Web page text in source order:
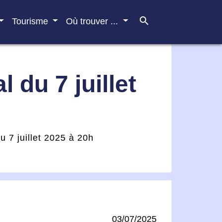
Tourisme Où trouver ... search
du 7 juillet
7 juillet 2025 à 20h
03/07/2025